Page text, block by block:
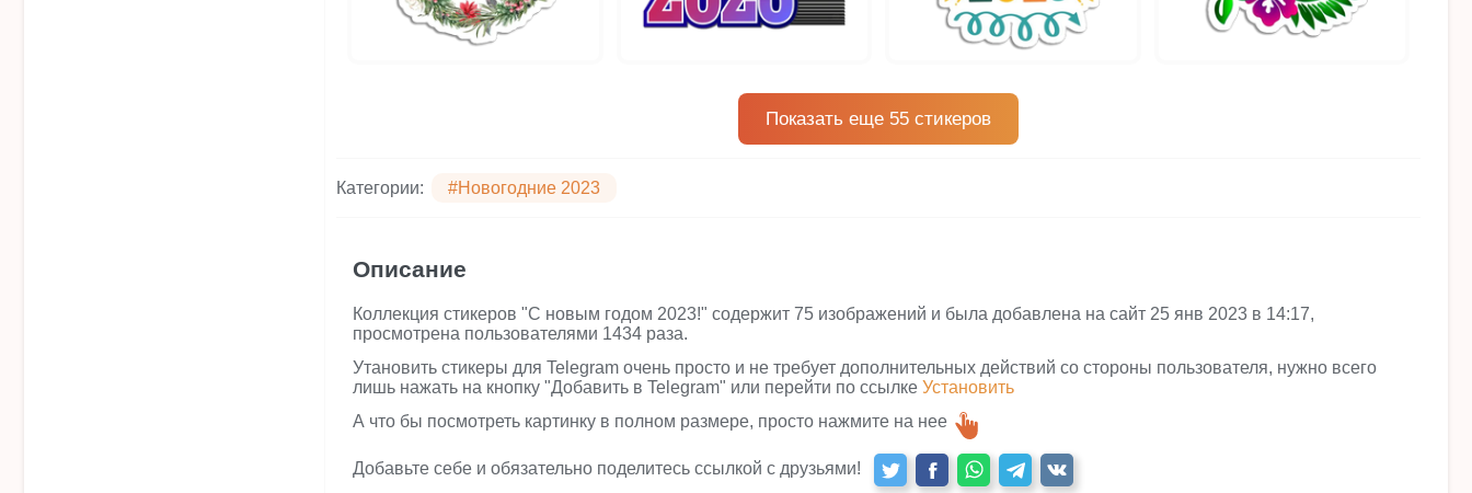
Показать еще 55 стикеров
Категории: #Новогодние 2023
Описание
Коллекция стикеров "С новым годом 2023!" содержит 75 изображений и была добавлена на сайт 25 янв 2023 в 14:17,
просмотрена пользователями 1434 раза.
Утановить стикеры для Telegram очень просто и не требует дополнительных действий со стороны пользователя, нужно всего
лишь нажать на кнопку "Добавить в Telegram" или перейти по ссылке Установить
А что бы посмотреть картинку в полном размере, просто нажмите на нее
Добавьте себе и обязательно поделитесь ссылкой с друзьями!